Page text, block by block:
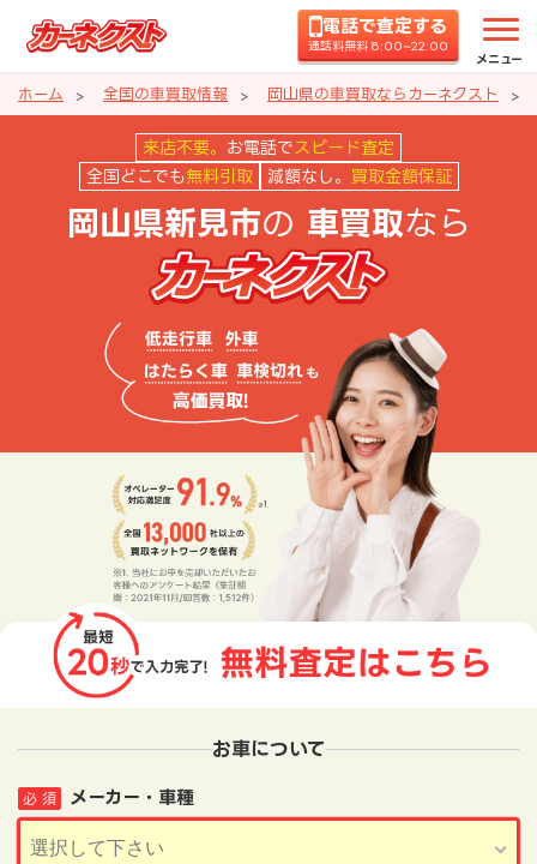
電話で査定する
通話料無料 8:00~22:00
メニュー
ホーム 全国の車買取情報 岡山県の車買取ならカーネクスト
岡山県新見市の車買取ならカー
来店不要。 お電話で スピード査定
全国どこでも 無料引取 減額なし。 買取金額保証
岡山県新見市の 車買取なら
お車について
メーカー・車種
必 須